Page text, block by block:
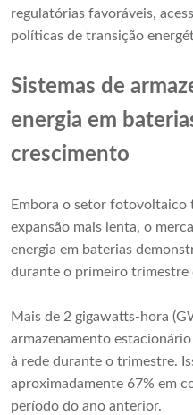
regulatórias favoráveis,
políticas de transição
Sistemas de
energia em
crescimento
Embora o setor fotovoltaico
expansão mais lenta, o
energia em baterias
durante o primeiro trimestre
Mais de 2 gigawatts-hora
armazenamento
à rede durante o trimestre.
aproximadamente 67% em
período do ano anterior.